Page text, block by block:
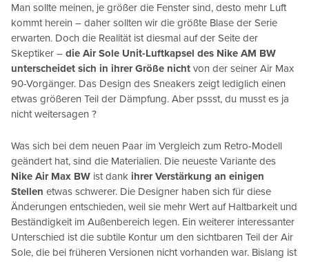
Man sollte meinen, je größer die Fenster sind, desto mehr Luft
kommt herein – daher sollten wir die größte Blase der Serie
erwarten. Doch die Realität ist diesmal auf der Seite der
Skeptiker – die Air Sole Unit-Luftkapsel des Nike AM BW
unterscheidet sich in ihrer Größe nicht von der seiner Air Max
90-Vorgänger. Das Design des Sneakers zeigt lediglich einen
etwas größeren Teil der Dämpfung. Aber pssst, du musst es ja
nicht weitersagen ?
Was sich bei dem neuen Paar im Vergleich zum Retro-Modell
geändert hat, sind die Materialien. Die neueste Variante des
Nike Air Max BW ist dank ihrer Verstärkung an einigen
Stellen etwas schwerer. Die Designer haben sich für diese
Änderungen entschieden, weil sie mehr Wert auf Haltbarkeit und
Beständigkeit im Außenbereich legen. Ein weiterer interessanter
Unterschied ist die subtile Kontur um den sichtbaren Teil der Air
Sole, die bei früheren Versionen nicht vorhanden war. Bislang ist